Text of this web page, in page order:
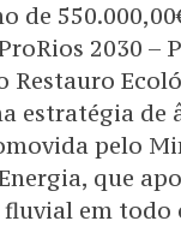
de
2030 –
Restauro
estratégia de
pelo
que
em todo